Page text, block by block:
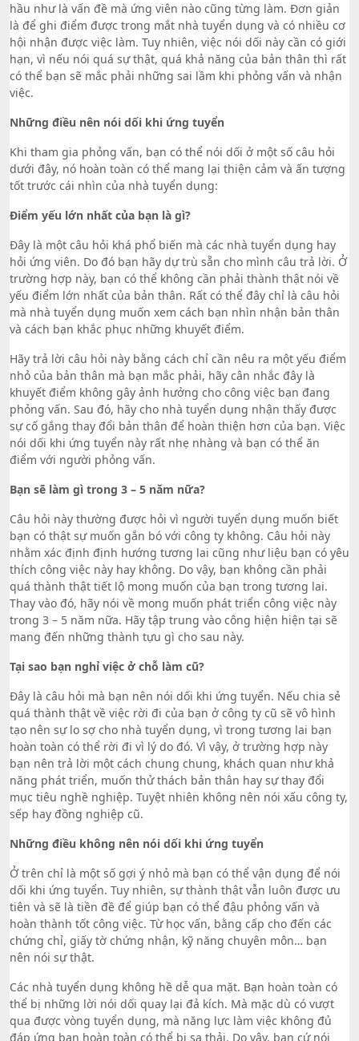
hầu như là vấn đề mà ứng viên nào cũng từng làm. Đơn giản
là để ghi điểm được trong mắt nhà tuyển dụng và có nhiều cơ
hội nhận được việc làm. Tuy nhiên, việc nói dối này cần có giới
hạn, vì nếu nói quá sự thật, quá khả năng của bản thân thì rất
có thể bạn sẽ mắc phải những sai lầm khi phỏng vấn và nhận
việc.
Những điều nên nói dối khi ứng tuyển
Khi tham gia phỏng vấn, bạn có thể nói dối ở một số câu hỏi
dưới đây, nó hoàn toàn có thể mang lại thiện cảm và ấn tượng
tốt trước cái nhìn của nhà tuyển dụng:
Điểm yếu lớn nhất của bạn là gì?
Đây là một câu hỏi khá phổ biến mà các nhà tuyển dụng hay
hỏi ứng viên. Do đó bạn hãy dự trù sẵn cho mình câu trả lời. Ở
trường hợp này, bạn có thể không cần phải thành thật nói về
yếu điểm lớn nhất của bản thân. Rất có thể đây chỉ là câu hỏi
mà nhà tuyển dụng muốn xem cách bạn nhìn nhận bản thân
và cách bạn khắc phục những khuyết điểm.
Hãy trả lời câu hỏi này bằng cách chỉ cần nêu ra một yếu điểm
nhỏ của bản thân mà bạn mắc phải, hãy cân nhắc đây là
khuyết điểm không gây ảnh hưởng cho công việc bạn đang
phỏng vấn. Sau đó, hãy cho nhà tuyển dụng nhận thấy được
sự cố gắng thay đổi bản thân để hoàn thiện hơn của bạn. Việc
nói dối khi ứng tuyển này rất nhẹ nhàng và bạn có thể ăn
điểm với người phỏng vấn.
Bạn sẽ làm gì trong 3 – 5 năm nữa?
Câu hỏi này thường được hỏi vì người tuyển dụng muốn biết
bạn có thật sự muốn gắn bó với công ty không. Câu hỏi này
nhằm xác định định hướng tương lai cũng như liệu bạn có yêu
thích công việc này hay không. Do vậy, bạn không cần phải
quá thành thật tiết lộ mong muốn của bạn trong tương lai.
Thay vào đó, hãy nói về mong muốn phát triển công việc này
trong 3 – 5 năm nữa. Hãy tập trung vào công hiện hiện tại sẽ
mang đến những thành tựu gì cho sau này.
Tại sao bạn nghỉ việc ở chỗ làm cũ?
Đây là câu hỏi mà bạn nên nói dối khi ứng tuyển. Nếu chia sẻ
quá thành thật về việc rời đi của bạn ở công ty cũ sẽ vô hình
tạo nên sự lo sợ cho nhà tuyển dụng, vì trong tương lai bạn
hoàn toàn có thể rời đi vì lý do đó. Vì vậy, ở trường hợp này
bạn nên trả lời một cách chung chung, khách quan như khả
năng phát triển, muốn thử thách bản thân hay sự thay đổi
mục tiêu nghề nghiệp. Tuyệt nhiên không nên nói xấu công ty,
sếp hay đồng nghiệp cũ.
Những điều không nên nói dối khi ứng tuyển
Ở trên chỉ là một số gợi ý nhỏ mà bạn có thể vận dụng để nói
dối khi ứng tuyển. Tuy nhiên, sự thành thật vẫn luôn được ưu
tiên và sẽ là tiền đề để giúp bạn có thể đậu phỏng vấn và
hoàn thành tốt công việc. Từ học vấn, bằng cấp cho đến các
chứng chỉ, giấy tờ chứng nhận, kỹ năng chuyên môn… bạn
nên nói sự thật.
Các nhà tuyển dụng không hề dễ qua mặt. Bạn hoàn toàn có
thể bị những lời nói dối quay lại đả kích. Mà mặc dù có vượt
qua được vòng tuyển dụng, mà năng lực làm việc không đủ
đáp ứng bạn hoàn toàn có thể bị sa thải. Do vậy, bạn cứ nói